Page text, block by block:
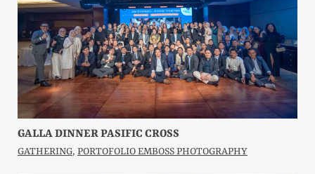
GALLA DINNER PASIFIC CROSS
GATHERING, PORTOFOLIO EMBOSS PHOTOGRAPHY